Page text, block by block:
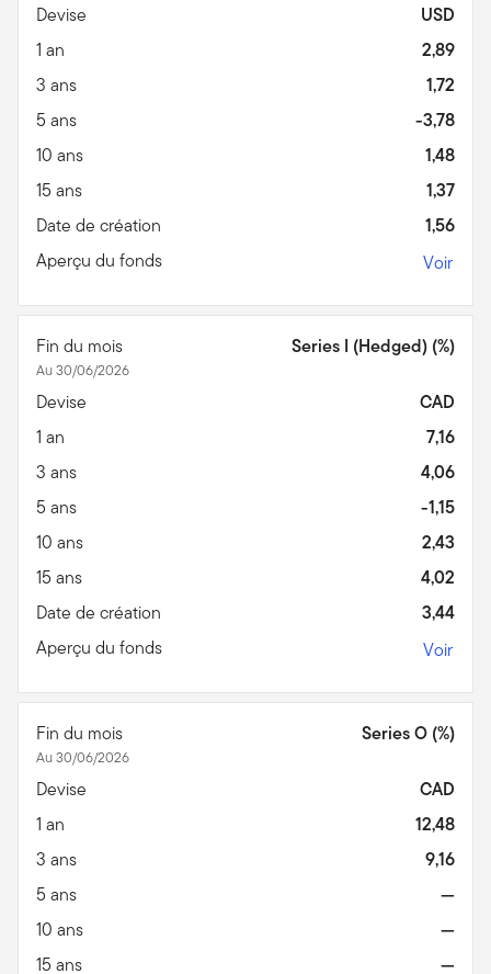
Devise
USD
1 an
2,89
3 ans
1,72
5 ans
-3,78
10 ans
1,48
15 ans
1,37
Date de création
1,56
Aperçu du fonds
Voir
Fin du mois
Au 30/06/2026
Series I (Hedged) (%)
Devise
CAD
1 an
7,16
3 ans
4,06
5 ans
-1,15
10 ans
2,43
15 ans
4,02
Date de création
3,44
Aperçu du fonds
Voir
Fin du mois
Au 30/06/2026
Series O (%)
Devise
CAD
1 an
12,48
3 ans
9,16
5 ans
—
10 ans
—
15 ans
—